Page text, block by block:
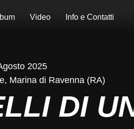
Video Info e Contatti
2025
Marina di Ravenna (RA)
DI